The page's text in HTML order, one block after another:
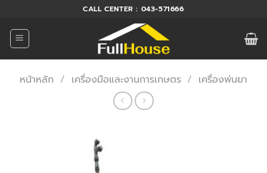
ยัง
เนื้อหา
CALL CENTER : 043-571666
หน้าหลัก / เครื่องมือและงานการเกษตร / เครื่องพ่นยา